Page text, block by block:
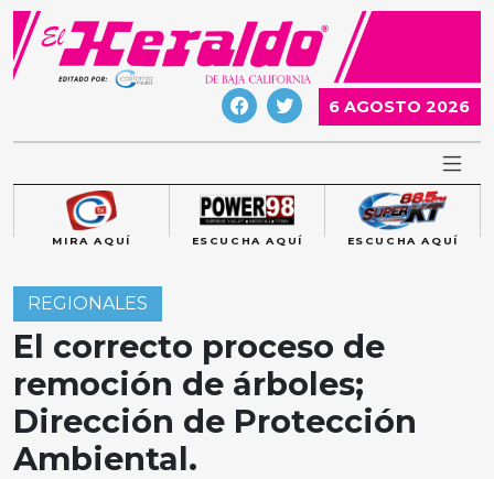
Skip
content
6 AGOSTO 2026
MIRA AQUÍ ESCUCHA AQUÍ ESCUCHA AQUÍ
REGIONALES
El correcto proceso de
remoción de árboles;
Dirección de Protección
Ambiental.